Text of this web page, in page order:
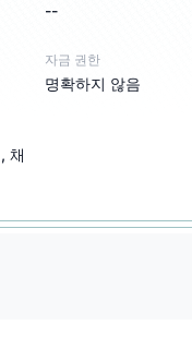
--
자금 권한
명확하지 않음
채